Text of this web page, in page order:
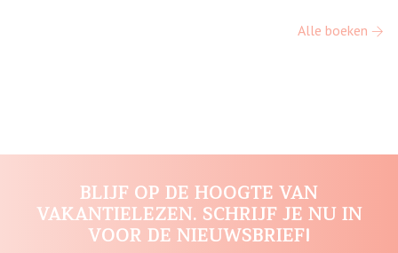
Alle boeken
BLIJF OP DE HOOGTE VAN
VAKANTIELEZEN. SCHRIJF JE NU IN
VOOR DE NIEUWSBRIEF!